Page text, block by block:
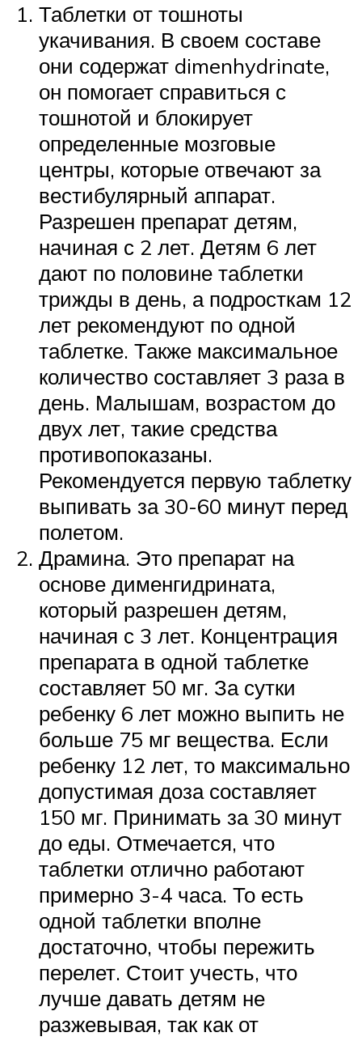
Таблетки от тошноты
укачивания. В своем составе
они содержат dimenhydrinate,
он помогает справиться с
тошнотой и блокирует
определенные мозговые
центры, которые отвечают за
вестибулярный аппарат.
Разрешен препарат детям,
начиная с 2 лет. Детям 6 лет
дают по половине таблетки
трижды в день, а подросткам 12
лет рекомендуют по одной
таблетке. Также максимальное
количество составляет 3 раза в
день. Малышам, возрастом до
двух лет, такие средства
противопоказаны.
Рекомендуется первую таблетку
выпивать за 30-60 минут перед
полетом.
Драмина. Это препарат на
основе дименгидрината,
который разрешен детям,
начиная с 3 лет. Концентрация
препарата в одной таблетке
составляет 50 мг. За сутки
ребенку 6 лет можно выпить не
больше 75 мг вещества. Если
ребенку 12 лет, то максимально
допустимая доза составляет
150 мг. Принимать за 30 минут
до еды. Отмечается, что
таблетки отлично работают
примерно 3-4 часа. То есть
одной таблетки вполне
достаточно, чтобы пережить
перелет. Стоит учесть, что
лучше давать детям не
разжевывая, так как от